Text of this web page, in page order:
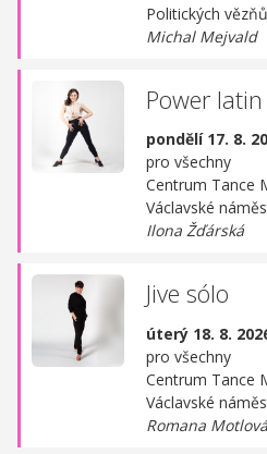
Politických
Michal Mejvald
Power latin
pondělí 17. 8.
pro všechny
Centrum Tance
Václavské
Ilona Žďárská
Jive sólo
úterý 18. 8.
pro všechny
Centrum Tance
Václavské
Romana Motlová